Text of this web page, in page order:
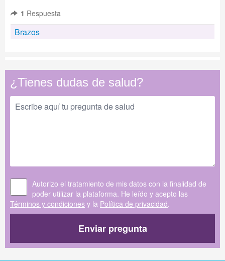
1 Respuesta
Brazos
¿Tienes dudas de salud?
Autorizo el tratamiento de mis datos con la finalidad de
poder utilizar la plataforma. He leído y acepto las
Términos y condiciones y la Política de privacidad.
Enviar pregunta